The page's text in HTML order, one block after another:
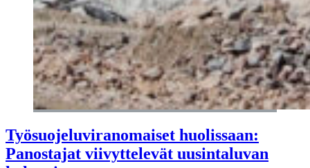
Työsuojeluviranomaiset huolissaan:
Panostajat viivyttelevät uusintaluvan